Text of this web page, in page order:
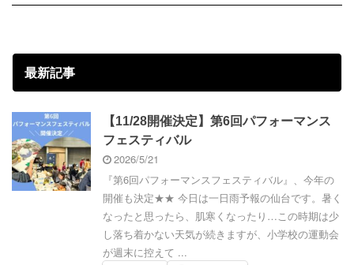
最新記事
【11/28開催決定】第6回パフォーマンス
フェスティバル
2026/5/21
『第6回パフォーマンスフェスティバル』、今年の
開催も決定★★ 今日は一日雨予報の仙台です。暑く
なったと思ったら、肌寒くなったり…この時期は少
し落ち着かない天気が続きますが、小学校の運動会
が週末に控えて ...